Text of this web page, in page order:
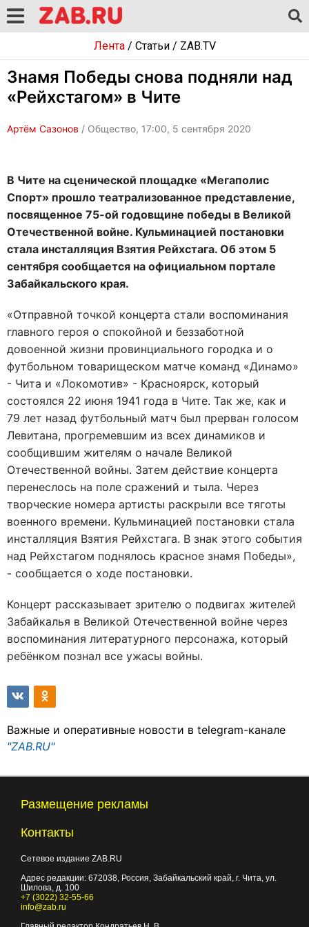
Лента/ Статьи/ ZAB.TV
Знамя Победы снова подняли над
«Рейхстагом» в Чите
Артём Сазонов / Общество, 17:00, 5 сентября 2020
В Чите на сценической площадке «Мегаполис
Спорт» прошло театрализованное представление,
посвященное 75-ой годовщине победы в Великой
Отечественной войне. Кульминацией постановки
стала инсталляция Взятия Рейхстага. Об этом 5
сентября сообщается на официальном портале
Забайкальского края.
«Отправной точкой концерта стали воспоминания
главного героя о спокойной и беззаботной
довоенной жизни провинциального городка и о
футбольном товарищеском матче команд «Динамо»
- Чита и «Локомотив» - Красноярск, который
состоялся 22 июня 1941 года в Чите. Так же, как и
79 лет назад футбольный матч был прерван голосом
Левитана, прогремевшим из всех динамиков и
сообщившим жителям о начале Великой
Отечественной войны. Затем действие концерта
перенеслось на поле сражений и тыла. Через
творческие номера артисты раскрыли все тяготы
военного времени. Кульминацией постановки стала
инсталляция Взятия Рейхстага. В знак этого события
над Рейхстагом поднялось красное знамя Победы»,
- сообщается о ходе постановки.
Концерт рассказывает зрителю о подвигах жителей
Забайкалья в Великой Отечественной войне через
воспоминания литературного персонажа, который
ребёнком познал все ужасы войны.
Важные и оперативные новости в telegram-канале
"ZAB.RU"
Размещение рекламы
Контакты
Сетевое издание ZAB.RU
Адрес редакции: 672038, Россия, Забайкальский край, г. Чита, ул.
Шилова, д. 100
+7 (3022) 32-55-66
info@zab.ru